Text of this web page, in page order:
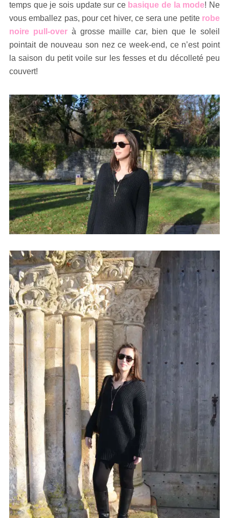
temps que je sois update sur ce basique de la mode! Ne
vous emballez pas, pour cet hiver, ce sera une petite robe
noire pull-over à grosse maille car, bien que le soleil
pointait de nouveau son nez ce week-end, ce n’est point
la saison du petit voile sur les fesses et du décolleté peu
couvert!